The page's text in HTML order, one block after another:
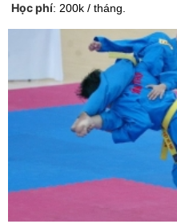
Học phí: 200k / tháng.